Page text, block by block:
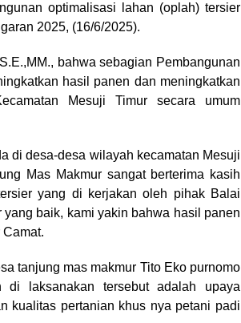
optimalisasi lahan (oplah) tersier
2025, (16/6/2025).
bahwa sebagian Pembangunan
hasil panen dan meningkatkan
Mesuji Timur secara umum
di desa-desa wilayah kecamatan Mesuji
Mas Makmur sangat berterima kasih
yang di kerjakan oleh pihak Balai
baik, kami yakin bahwa hasil panen
tanjung mas makmur Tito Eko purnomo
laksanakan tersebut adalah upaya
kualitas pertanian khus nya petani padi